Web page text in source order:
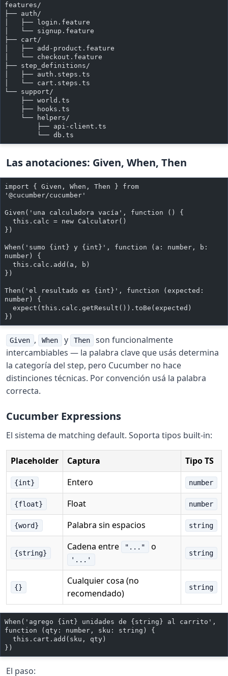
features/
├── auth/
│   ├── login.feature
│   └── signup.feature
├── cart/
│   ├── add-product.feature
│   └── checkout.feature
├── step_definitions/
│   ├── auth.steps.ts
│   └── cart.steps.ts
└── support/
    ├── world.ts
    ├── hooks.ts
    └── helpers/
        ├── api-client.ts
        └── db.ts
Las anotaciones: Given, When, Then
import { Given, When, Then } from
'@cucumber/cucumber'
Given('una calculadora vacía', function () {
  this.calc = new Calculator()
})
When('sumo {int} y {int}', function (a: number, b:
number) {
  this.calc.add(a, b)
})
Then('el resultado es {int}', function (expected:
number) {
  expect(this.calc.getResult()).toBe(expected)
})
Given , When y Then
son funcionalmente
intercambiables — la palabra clave que usás determina
la categoría del step, pero Cucumber no hace
distinciones técnicas. Por convención usá la palabra
correcta.
Cucumber Expressions
El sistema de matching default. Soporta tipos built-in:
Placeholder Captura Tipo TS
{int} Entero number
{float} Float number
{word} Palabra sin espacios string
{string}
Cadena entre "..." o
'...'
string
{}
Cualquier cosa (no
recomendado)
string
When('agrego {int} unidades de {string} al carrito',
function (qty: number, sku: string) {
  this.cart.add(sku, qty)
})
El paso: